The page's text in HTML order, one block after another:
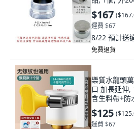
$167 (
運費 $67
8/22 預計送
免費退貨
樂質水龍頭
口 加長延伸
含生料帶+防
個裝
$125 (
運費 $67